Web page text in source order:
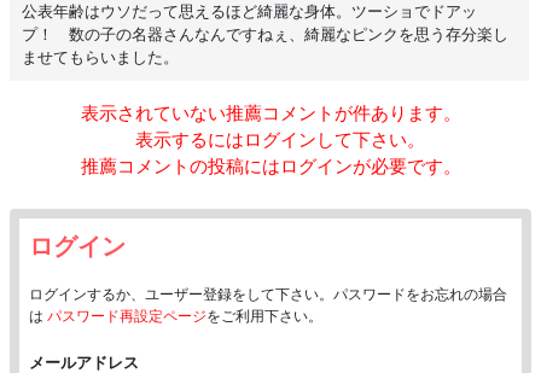
自然と気持ちが高まってしまいます///
ふたりだけの時間は、
周りを気にせずホッとできる空間です(ᴗ͈ˬᴗ͈)
みんなと過ごす時間では見せない、
ふとした瞬間に出てしまうことがあります♡
公表年齢はウソだって思えるほど綺麗な身体。ツーショでドアッ
プ！ 数の子の名器さんなんですねぇ、綺麗なピンクを思う存分楽し
ませてもらいました。
表示されていない推薦コメントが件あります。
表示するにはログインして下さい。
推薦コメントの投稿にはログインが必要です。
ログイン
ログインするか、ユーザー登録をして下さい。パスワードをお忘れの場合
は パスワード再設定ページをご利用下さい。
メールアドレス